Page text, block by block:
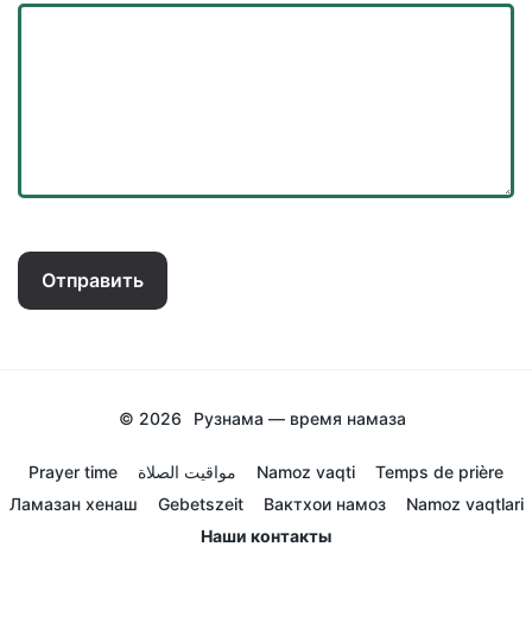
Отправить
© 2026 Рузнама — время намаза
Prayer time مواقيت الصلاة Namoz vaqti
Temps de prière
Ламазан хенаш
Gebetszeit Вактхои намоз
Namoz vaqtlari
Наши контакты